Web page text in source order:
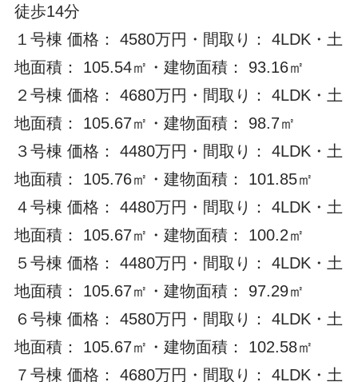
徒歩14分
１号棟 価格： 4580万円・間取り： 4LDK・土
地面積： 105.54㎡・建物面積： 93.16㎡
２号棟 価格： 4680万円・間取り： 4LDK・土
地面積： 105.67㎡・建物面積： 98.7㎡
３号棟 価格： 4480万円・間取り： 4LDK・土
地面積： 105.76㎡・建物面積： 101.85㎡
４号棟 価格： 4480万円・間取り： 4LDK・土
地面積： 105.67㎡・建物面積： 100.2㎡
５号棟 価格： 4480万円・間取り： 4LDK・土
地面積： 105.67㎡・建物面積： 97.29㎡
６号棟 価格： 4580万円・間取り： 4LDK・土
地面積： 105.67㎡・建物面積： 102.58㎡
７号棟 価格： 4680万円・間取り： 4LDK・土